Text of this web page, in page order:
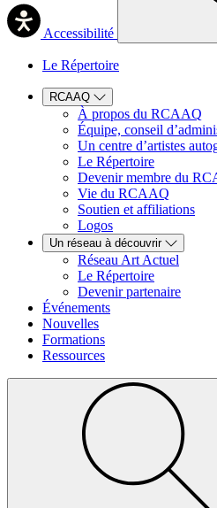
Accessibilité
Le Répertoire
RCAAQ
À propos du RCAAQ
Équipe, conseil
Un centre d’artistes
Le Répertoire
Devenir membre du
Vie du RCAAQ
Soutien et affiliations
Logos
Un réseau à découvrir
Réseau Art Actuel
Le Répertoire
Devenir partenaire
Événements
Nouvelles
Formations
Ressources